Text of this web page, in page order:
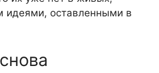
идеями, оставленными в